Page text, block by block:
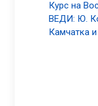
Курс на
ВЕДИ: Ю.
Камчатка